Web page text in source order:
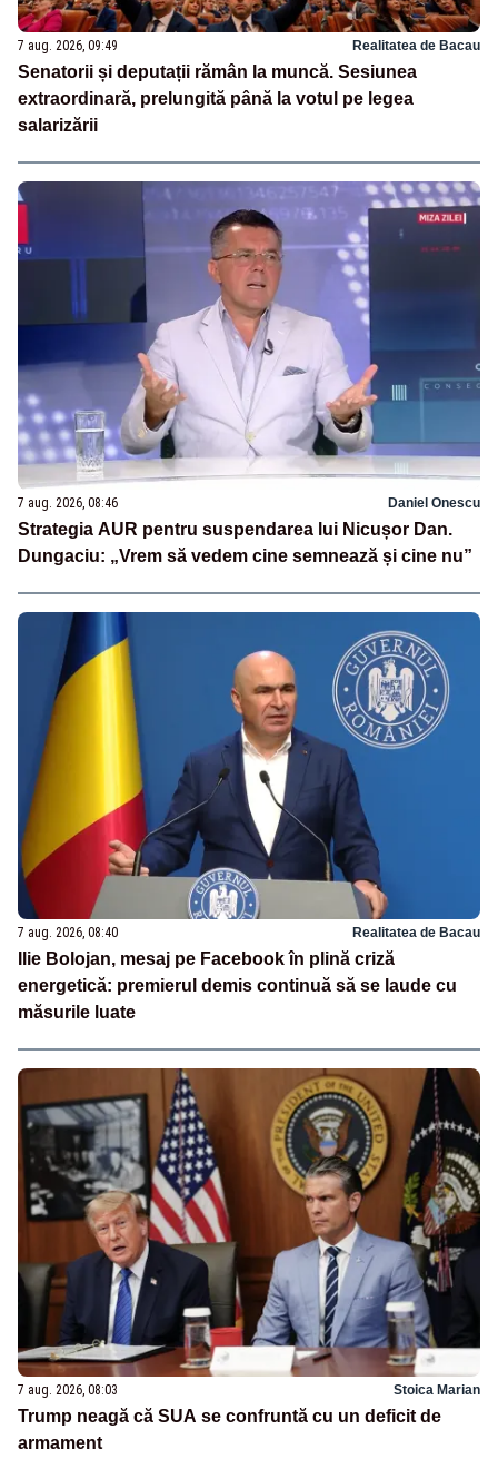
7 aug. 2026, 09:49 Realitatea de Bacau
Senatorii și deputații rămân la muncă. Sesiunea
extraordinară, prelungită până la votul pe legea
salarizării
7 aug. 2026, 08:46 Daniel Onescu
Strategia AUR pentru suspendarea lui Nicușor Dan.
Dungaciu: „Vrem să vedem cine semnează și cine nu”
7 aug. 2026, 08:40 Realitatea de Bacau
Ilie Bolojan, mesaj pe Facebook în plină criză
energetică: premierul demis continuă să se laude cu
măsurile luate
7 aug. 2026, 08:03 Stoica Marian
Trump neagă că SUA se confruntă cu un deficit de
armament